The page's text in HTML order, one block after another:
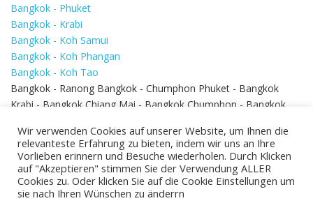
Bangkok - Phuket
Bangkok - Krabi
Bangkok - Koh Samui
Bangkok - Koh Phangan
Bangkok - Koh Tao
Bangkok - Ranong Bangkok - Chumphon Phuket - Bangkok
Krabi - Bangkok Chiang Mai - Bangkok Chumphon - Bangkok
Bangkok - Hua Hin
Wir verwenden Cookies auf unserer Website, um Ihnen die
relevanteste Erfahrung zu bieten, indem wir uns an Ihre
Vorlieben erinnern und Besuche wiederholen. Durch Klicken
auf "Akzeptieren" stimmen Sie der Verwendung ALLER
Cookies zu. Oder klicken Sie auf die Cookie Einstellungen um
sie nach Ihren Wünschen zu änderrn